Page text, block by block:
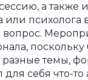
а также
или психолога
вопрос.
темы,
себя что-то